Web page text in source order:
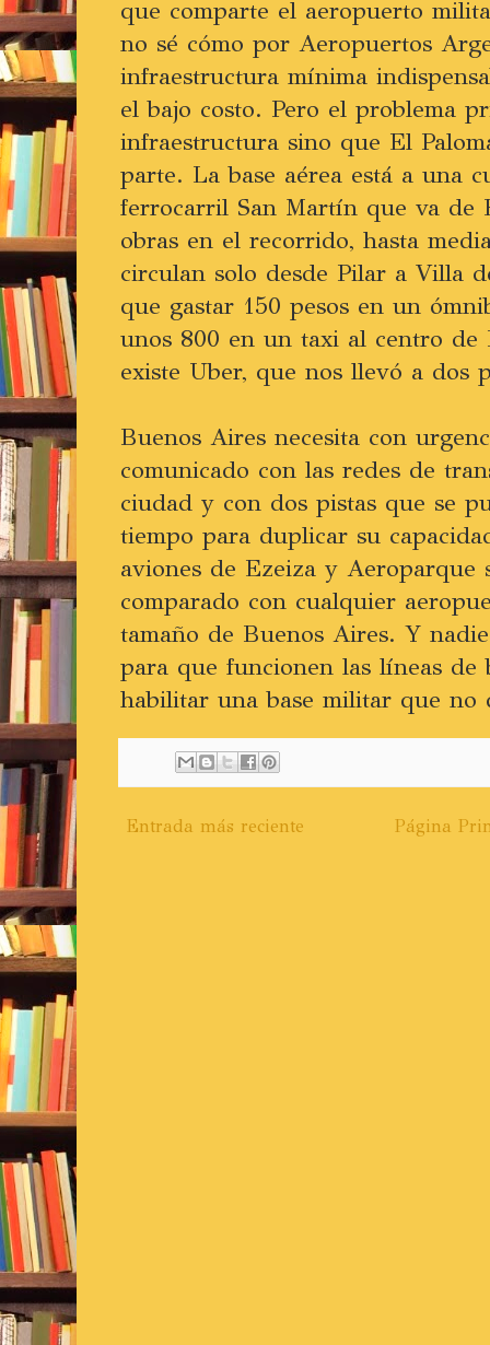
que comparte el aeropuerto
no sé cómo por Aeropuertos
infraestructura mínima
el bajo costo. Pero el problema
infraestructura sino que El
parte. La base aérea está a una
ferrocarril San Martín que va de
obras en el recorrido, hasta
circulan solo desde Pilar a Villa
que gastar 150 pesos en un
unos 800 en un taxi al centro de
existe Uber, que nos llevó a dos
Buenos Aires necesita con
comunicado con las redes de
ciudad y con dos pistas que se
tiempo para duplicar su
aviones de Ezeiza y Aeroparque
comparado con cualquier
tamaño de Buenos Aires. Y
para que funcionen las líneas de
habilitar una base militar que no
Entrada más reciente Página